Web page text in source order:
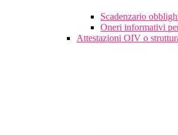
Scadenzario
Oneri informativi
Attestazioni OIV o